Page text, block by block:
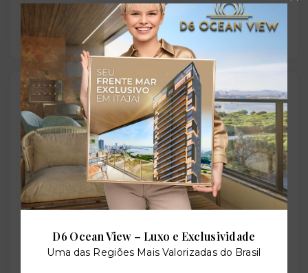
Sauna
Outras Informações
Referência:
O-63865-97893
Residencial
D6 Ocean View – Luxo e Exclusividade
Uma das Regiões Mais Valorizadas do Brasil